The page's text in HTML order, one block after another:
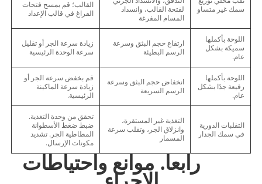
سمك غير متساو
لفتحة القالب، وانسداد
المسام المفرغة
القالب؛ قم بمسح فتحات
الفراغ في قالب الإعداد
اللوحة بأكملها
سميكة بشكل
عام.
ارتفاع حجم البثق وسرعة
الرسم البطيئة
زيادة سرعة الجر أو تقليل
سرعة الوحدة الرئيسية
اللوحة بأكملها
رفيعة جدًا بشكل
عام.
انخفاض حجم البثق وسرعة
الرسم السريعة
قم بخفض سرعة الجر أو
زيادة سرعة الماكينة
الرئيسية.
التقلبات الدورية
في سمك الجدار
التغذية غير المستقرة،
وانزلاق الجر، وتقلب سرعة
المسمار
تحقق من وحدة التغذية.
ضبط ضغط الأسطوانة
المطاطية الجر. تشديد
مكونات الإرسال.
رابعا. موانع واحتياطات